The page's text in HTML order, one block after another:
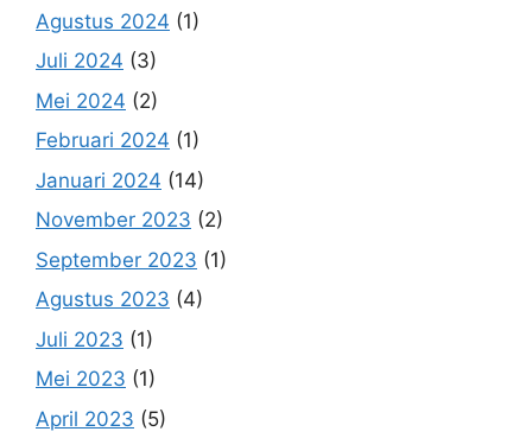
Agustus 2024 (1)
Juli 2024 (3)
Mei 2024 (2)
Februari 2024 (1)
Januari 2024 (14)
November 2023 (2)
September 2023 (1)
Agustus 2023 (4)
Juli 2023 (1)
Mei 2023 (1)
April 2023 (5)